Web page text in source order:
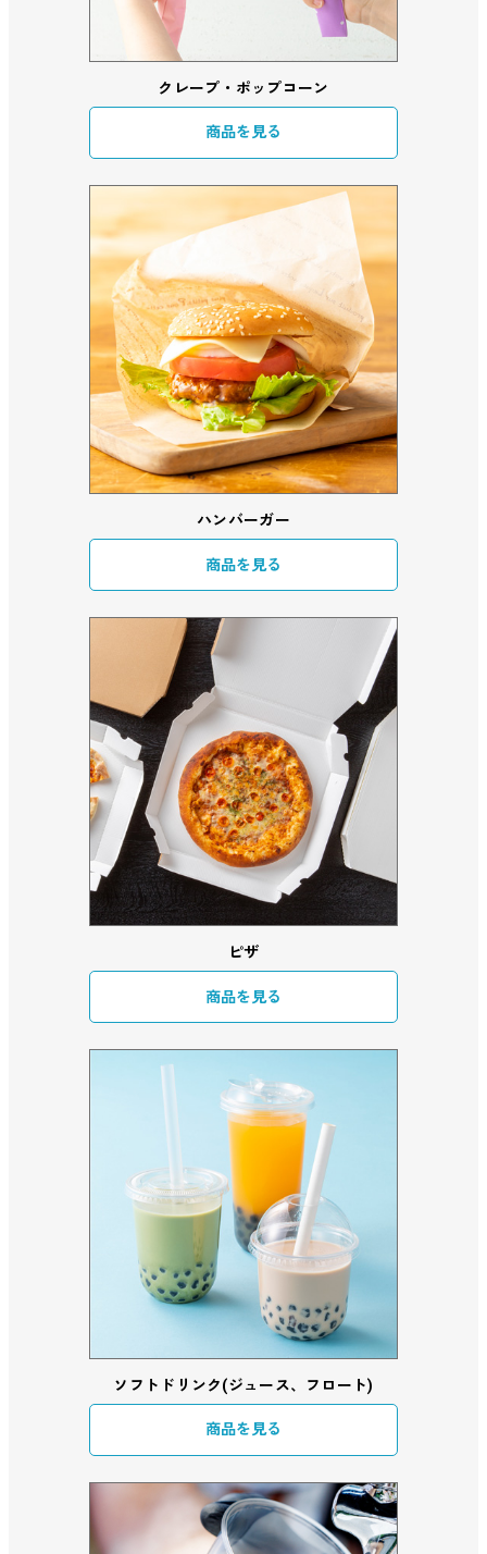
クレープ・ポップコーン
商品を見る
ハンバーガー
商品を見る
ピザ
商品を見る
ソフトドリンク(ジュース、フロート)
商品を見る